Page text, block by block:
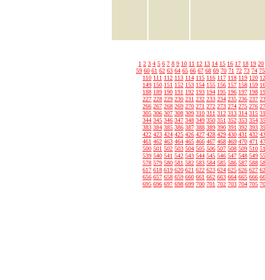
1 2 3 4 5 6 7 8 9 10 11 12 13 14 15 16 17 18 19 20
59 60 61 62 63 64 65 66 67 68 69 70 71 72 73 74 75
110 111 112 113 114 115 116 117 118 119 120
149 150 151 152 153 154 155 156 157 158 159
188 189 190 191 192 193 194 195 196 197 198
227 228 229 230 231 232 233 234 235 236 237
266 267 268 269 270 271 272 273 274 275 276
305 306 307 308 309 310 311 312 313 314 315
344 345 346 347 348 349 350 351 352 353 354
383 384 385 386 387 388 389 390 391 392 393
422 423 424 425 426 427 428 429 430 431 432
461 462 463 464 465 466 467 468 469 470 471
500 501 502 503 504 505 506 507 508 509 510
539 540 541 542 543 544 545 546 547 548 549
578 579 580 581 582 583 584 585 586 587 588
617 618 619 620 621 622 623 624 625 626 627
656 657 658 659 660 661 662 663 664 665 666
695 696 697 698 699 700 701 702 703 704 705